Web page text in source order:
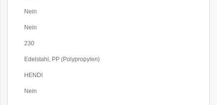
Nein
Nein
230
Edelstahl, PP (Polypropylen)
HENDI
Nein